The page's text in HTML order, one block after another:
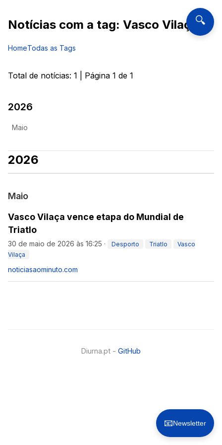
🔍
Notícias com a tag: Vasco Vilaça
HomeTodas as Tags
Total de notícias: 1 | Página 1 de 1
2026
Maio
2026
Maio
Vasco Vilaça vence etapa do Mundial de
Triatlo
30 de maio de 2026 às 16:25 · Desporto Triatlo
Vasco
Vilaça
noticiasaominuto.com
Diurna.pt - GitHub
📧Newsletter